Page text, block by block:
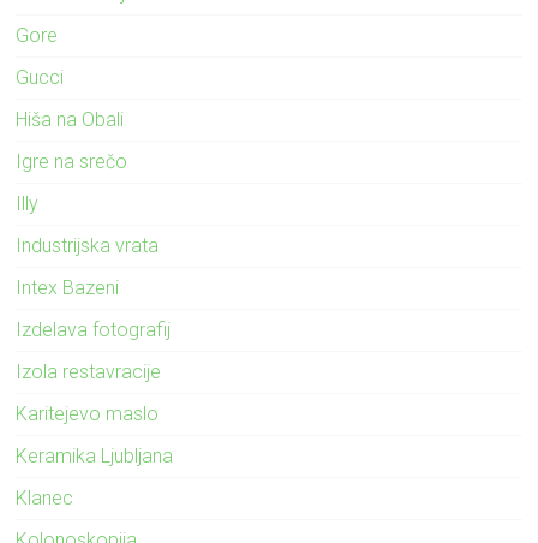
Gore
Gucci
Hiša na Obali
Igre na srečo
Illy
Industrijska vrata
Intex Bazeni
Izdelava fotografij
Izola restavracije
Karitejevo maslo
Keramika Ljubljana
Klanec